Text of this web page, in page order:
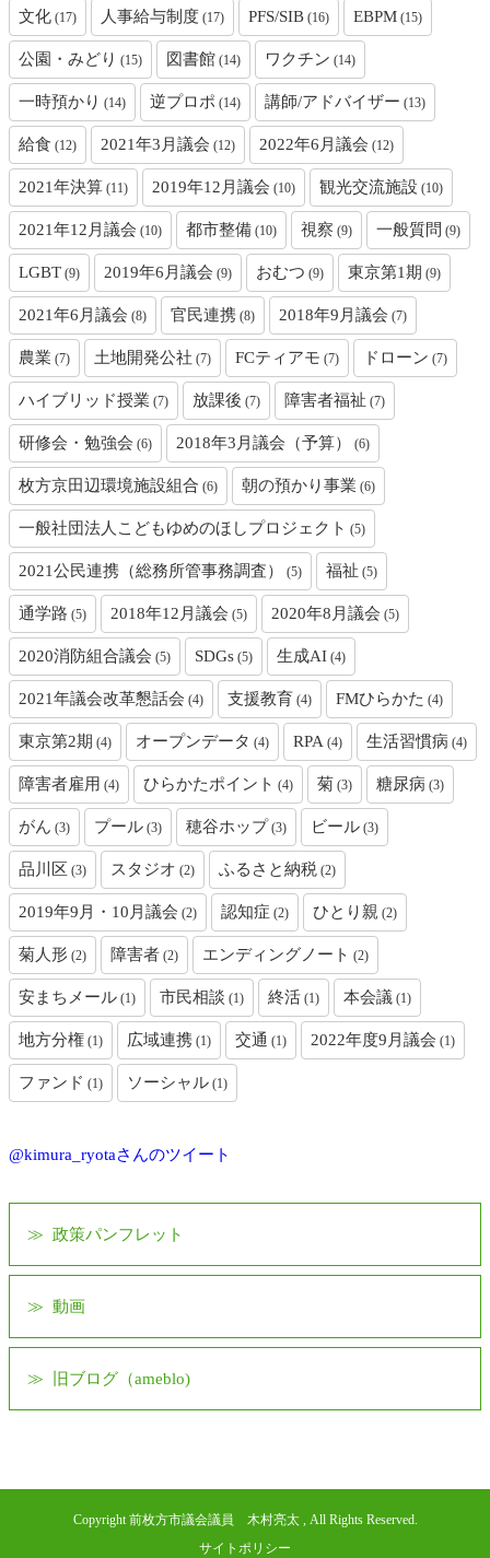
文化 (17) 人事給与制度 (17) PFS/SIB (16) EBPM (15)
公園・みどり (15) 図書館 (14) ワクチン (14)
一時預かり (14) 逆プロポ (14) 講師/アドバイザー (13)
給食 (12) 2021年3月議会 (12) 2022年6月議会 (12)
2021年決算 (11) 2019年12月議会 (10) 観光交流施設 (10)
2021年12月議会 (10) 都市整備 (10) 視察 (9) 一般質問 (9)
LGBT (9) 2019年6月議会 (9) おむつ (9) 東京第1期 (9)
2021年6月議会 (8) 官民連携 (8) 2018年9月議会 (7)
農業 (7) 土地開発公社 (7) FCティアモ (7) ドローン (7)
ハイブリッド授業 (7) 放課後 (7) 障害者福祉 (7)
研修会・勉強会 (6) 2018年3月議会（予算） (6)
枚方京田辺環境施設組合 (6) 朝の預かり事業 (6)
一般社団法人こどもゆめのほしプロジェクト (5)
2021公民連携（総務所管事務調査） (5) 福祉 (5)
通学路 (5) 2018年12月議会 (5) 2020年8月議会 (5)
2020消防組合議会 (5) SDGs (5) 生成AI (4)
2021年議会改革懇話会 (4) 支援教育 (4) FMひらかた (4)
東京第2期 (4) オープンデータ (4) RPA (4) 生活習慣病 (4)
障害者雇用 (4) ひらかたポイント (4) 菊 (3) 糖尿病 (3)
がん (3) プール (3) 穂谷ホップ (3) ビール (3)
品川区 (3) スタジオ (2) ふるさと納税 (2)
2019年9月・10月議会 (2) 認知症 (2) ひとり親 (2)
菊人形 (2) 障害者 (2) エンディングノート (2)
安まちメール (1) 市民相談 (1) 終活 (1) 本会議 (1)
地方分権 (1) 広域連携 (1) 交通 (1) 2022年度9月議会 (1)
ファンド (1) ソーシャル (1)
@kimura_ryotaさんのツイート
政策パンフレット
動画
旧ブログ（ameblo)
Copyright 前枚方市議会議員 木村亮太 , All Rights Reserved.
サイトポリシー